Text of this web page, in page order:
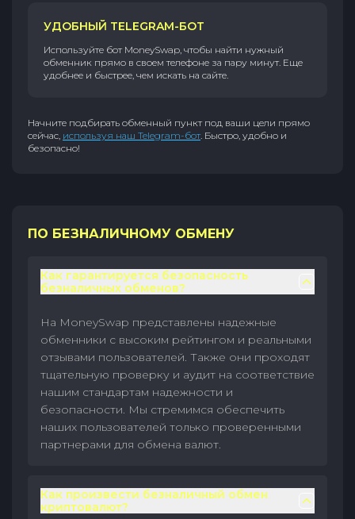
УДОБНЫЙ TELEGRAM-БОТ
Используйте бот MoneySwap, чтобы найти нужный
обменник прямо в своем телефоне за пару минут. Еще
удобнее и быстрее, чем искать на сайте.
Начните подбирать обменный пункт под ваши цели прямо
сейчас, используя наш Telegram-бот. Быстро, удобно и
безопасно!
ПО БЕЗНАЛИЧНОМУ ОБМЕНУ
Как гарантируется безопасность
безналичных обменов?
На MoneySwap представлены надежные
обменники с высоким рейтингом и реальными
отзывами пользователей. Также они проходят
тщательную проверку и аудит на соответствие
нашим стандартам надежности и
безопасности. Мы стремимся обеспечить
наших пользователей только проверенными
партнерами для обмена валют.
Как произвести безналичный обмен
криптовалют?